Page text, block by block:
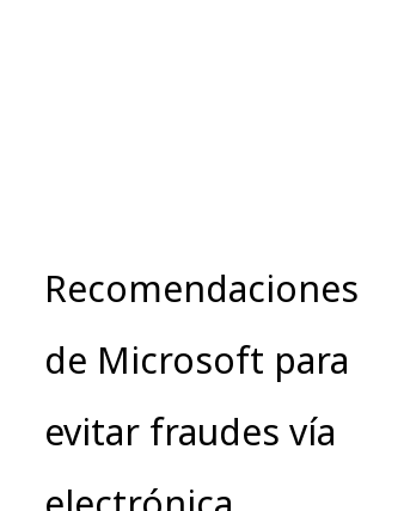
Recomendaciones
de Microsoft para
evitar fraudes vía